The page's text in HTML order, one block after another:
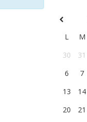
L M
30
31
6
7
13
14
20
21